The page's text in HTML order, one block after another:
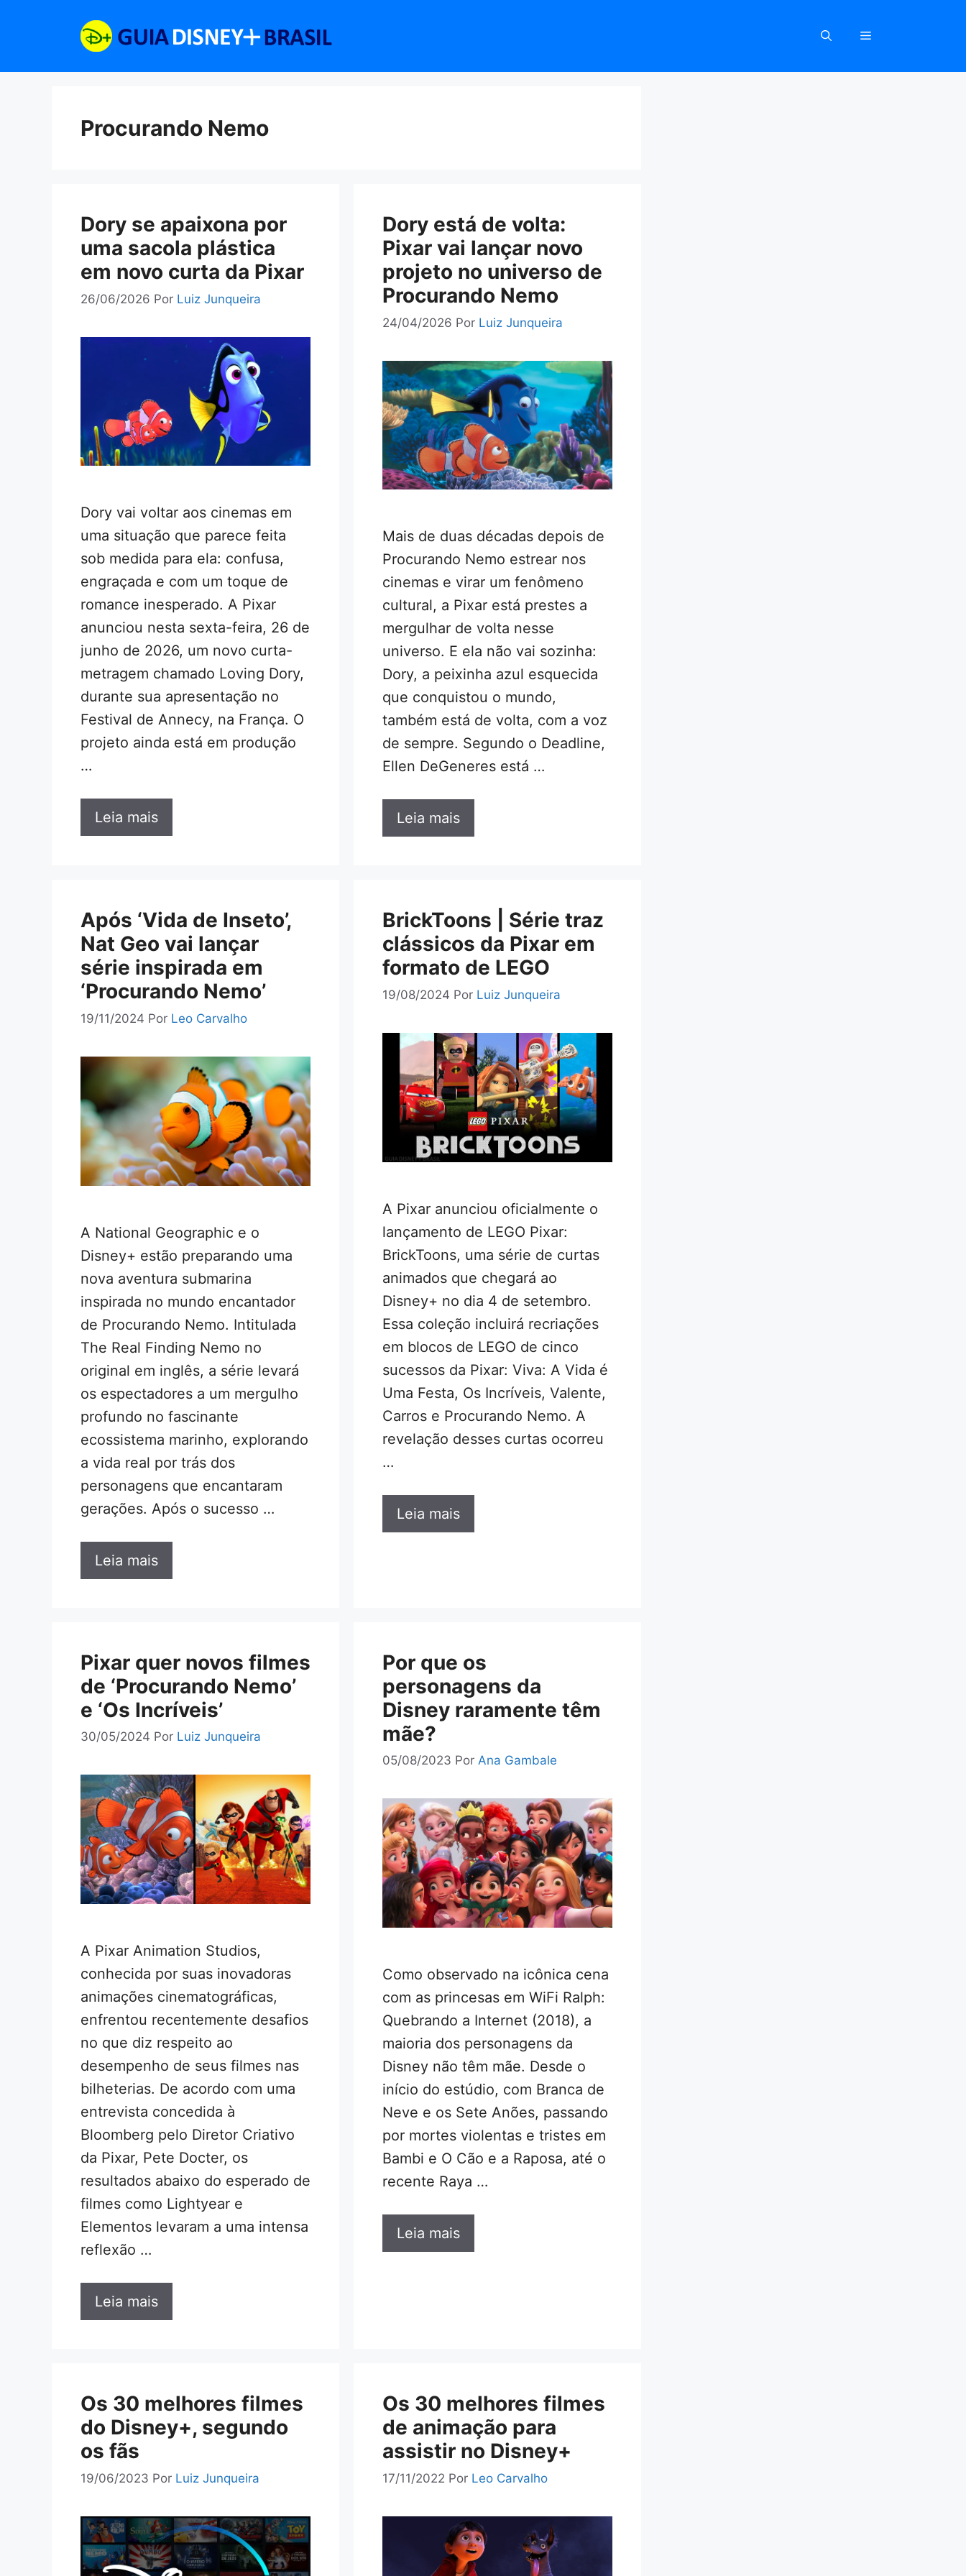
Procurando Nemo
Dory se apaixona por
uma sacola plástica
em novo curta da Pixar
26/06/2026 Por Luiz Junqueira
Dory vai voltar aos cinemas em
uma situação que parece feita
sob medida para ela: confusa,
engraçada e com um toque de
romance inesperado. A Pixar
anunciou nesta sexta-feira, 26 de
junho de 2026, um novo curta-
metragem chamado Loving Dory,
durante sua apresentação no
Festival de Annecy, na França. O
projeto ainda está em produção
…
Leia mais
Dory está de volta:
Pixar vai lançar novo
projeto no universo de
Procurando Nemo
24/04/2026 Por Luiz Junqueira
Mais de duas décadas depois de
Procurando Nemo estrear nos
cinemas e virar um fenômeno
cultural, a Pixar está prestes a
mergulhar de volta nesse
universo. E ela não vai sozinha:
Dory, a peixinha azul esquecida
que conquistou o mundo,
também está de volta, com a voz
de sempre. Segundo o Deadline,
Ellen DeGeneres está …
Leia mais
Após ‘Vida de Inseto’,
Nat Geo vai lançar
série inspirada em
‘Procurando Nemo’
19/11/2024 Por Leo Carvalho
A National Geographic e o
Disney+ estão preparando uma
nova aventura submarina
inspirada no mundo encantador
de Procurando Nemo. Intitulada
The Real Finding Nemo no
original em inglês, a série levará
os espectadores a um mergulho
profundo no fascinante
ecossistema marinho, explorando
a vida real por trás dos
personagens que encantaram
gerações. Após o sucesso …
Leia mais
BrickToons | Série traz
clássicos da Pixar em
formato de LEGO
19/08/2024 Por Luiz Junqueira
A Pixar anunciou oficialmente o
lançamento de LEGO Pixar:
BrickToons, uma série de curtas
animados que chegará ao
Disney+ no dia 4 de setembro.
Essa coleção incluirá recriações
em blocos de LEGO de cinco
sucessos da Pixar: Viva: A Vida é
Uma Festa, Os Incríveis, Valente,
Carros e Procurando Nemo. A
revelação desses curtas ocorreu
…
Leia mais
Pixar quer novos filmes
de ‘Procurando Nemo’
e ‘Os Incríveis’
30/05/2024 Por Luiz Junqueira
A Pixar Animation Studios,
conhecida por suas inovadoras
animações cinematográficas,
enfrentou recentemente desafios
no que diz respeito ao
desempenho de seus filmes nas
bilheterias. De acordo com uma
entrevista concedida à
Bloomberg pelo Diretor Criativo
da Pixar, Pete Docter, os
resultados abaixo do esperado de
filmes como Lightyear e
Elementos levaram a uma intensa
reflexão …
Leia mais
Por que os
personagens da
Disney raramente têm
mãe?
05/08/2023 Por Ana Gambale
Como observado na icônica cena
com as princesas em WiFi Ralph:
Quebrando a Internet (2018), a
maioria dos personagens da
Disney não têm mãe. Desde o
início do estúdio, com Branca de
Neve e os Sete Anões, passando
por mortes violentas e tristes em
Bambi e O Cão e a Raposa, até o
recente Raya …
Leia mais
Os 30 melhores filmes
do Disney+, segundo
os fãs
19/06/2023 Por Luiz Junqueira
Os 30 melhores filmes
de animação para
assistir no Disney+
17/11/2022 Por Leo Carvalho